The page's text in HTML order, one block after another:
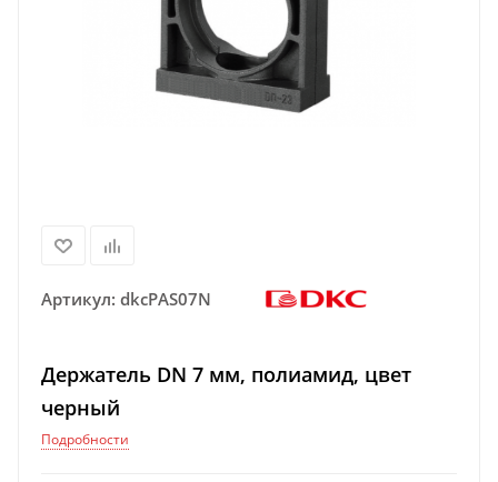
Артикул: dkcPAS07N
Держатель DN 7 мм, полиамид, цвет
черный
Подробности